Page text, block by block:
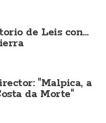
de Leis con...
"Malpica, a
da Morte"